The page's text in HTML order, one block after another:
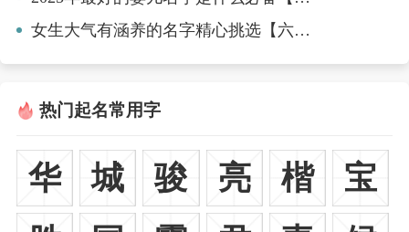
女生大气有涵养的名字精心挑选【六篇】
热门起名常用字
华 城 骏 亮 楷
宝